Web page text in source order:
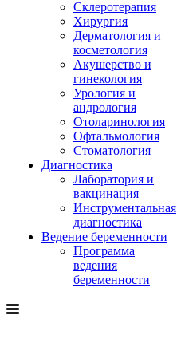
Склеротерапия
Хирургия
Дерматология и
косметология
Акушерство и
гинекология
Урология и
андрология
Отоларинология
Офтальмология
Стоматология
Диагностика
Лаборатория и
вакцинация
Инструментальная
диагностика
Ведение беременности
Программа
ведения
беременности